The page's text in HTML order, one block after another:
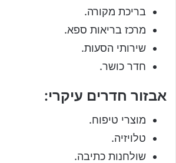
בריכת מקורה.
מרכז בריאות ספא.
שירותי הסעות.
חדר כושר.
אבזור חדרים עיקרי:
מוצרי טיפוח.
טלויזיה.
שולחנות כתיבה.